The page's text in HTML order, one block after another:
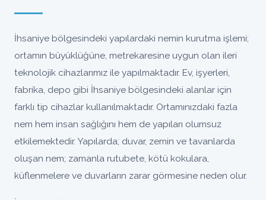
İhsaniye bölgesindeki yapılardaki nemin kurutma işlemi;
ortamın büyüklüğüne, metrekaresine uygun olan ileri
teknolojik cihazlarımız ile yapılmaktadır. Ev, işyerleri,
fabrika, depo gibi İhsaniye bölgesindeki alanlar için
farklı tip cihazlar kullanılmaktadır. Ortamınızdaki fazla
nem hem insan sağlığını hem de yapıları olumsuz
etkilemektedir. Yapılarda; duvar, zemin ve tavanlarda
oluşan nem; zamanla rutubete, kötü kokulara,
küflenmelere ve duvarların zarar görmesine neden olur.